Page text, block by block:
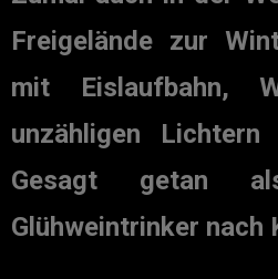
Freigelände zur
mit Eislaufbahn,
unzähligen
Gesagt getan
Glühweintrinker nach